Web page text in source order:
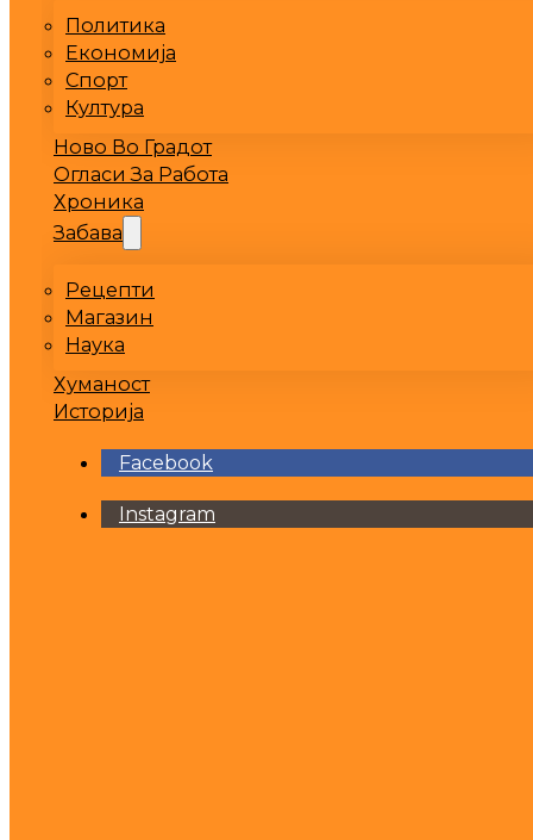
Политика
Економија
Спорт
Култура
Ново Во Градот
Огласи За Работа
Хроника
Забава
Рецепти
Магазин
Наука
Хуманост
Историја
Facebook
Instagram